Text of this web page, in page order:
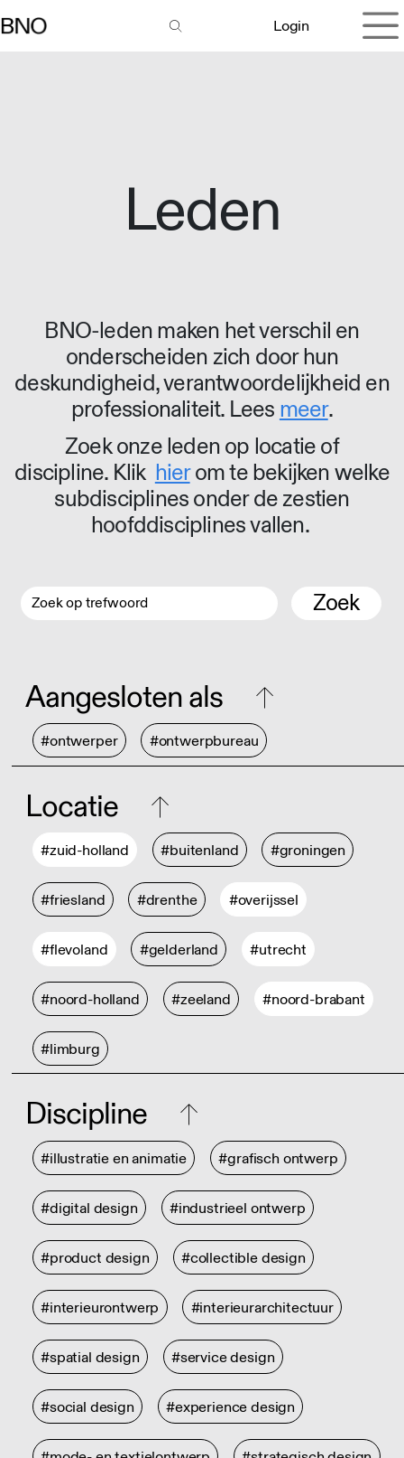
Login
Leden
BNO-leden maken het verschil en
onderscheiden zich door hun
deskundigheid, verantwoordelijkheid en
professionaliteit. Lees meer.
Zoek onze leden op locatie of
discipline. Klik hierom te bekijken welke
subdisciplines onder de zestien
hoofddisciplines vallen.
Zoek
Aangesloten als
#ontwerper #ontwerpbureau
Locatie
#zuid-holland #buitenland #groningen
#friesland #drenthe #overijssel
#flevoland #gelderland #utrecht
#noord-holland #zeeland #noord-brabant
#limburg
Discipline
#illustratie en animatie #grafisch ontwerp
#digital design #industrieel ontwerp
#product design #collectible design
#interieurontwerp #interieurarchitectuur
#spatial design #service design
#social design #experience design